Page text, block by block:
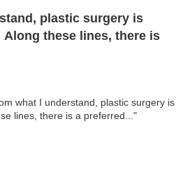
plastic surgery is
Along these lines, there is